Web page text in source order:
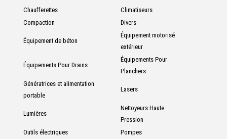
Chaufferettes
Climatiseurs
Compaction
Divers
Équipement de béton
Équipement motorisé
extérieur
Équipements Pour Drains
Équipements Pour
Planchers
Génératrices et alimentation
portable
Lasers
Lumières
Nettoyeurs Haute
Pression
Outils électriques
Pompes